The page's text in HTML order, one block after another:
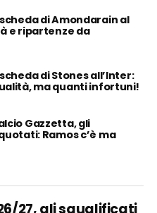
di Amondarain al
e ripartenze da
di Stones all’Inter:
ma quanti infortuni!
Gazzetta, gli
Ramos c’è ma